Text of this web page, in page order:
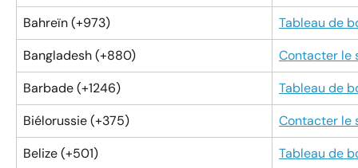
Bahreïn (+973)
Tableau de
Bangladesh (+880)
Contacter le
Barbade (+1246)
Tableau de
Biélorussie (+375)
Contacter le
Belize (+501)
Tableau de